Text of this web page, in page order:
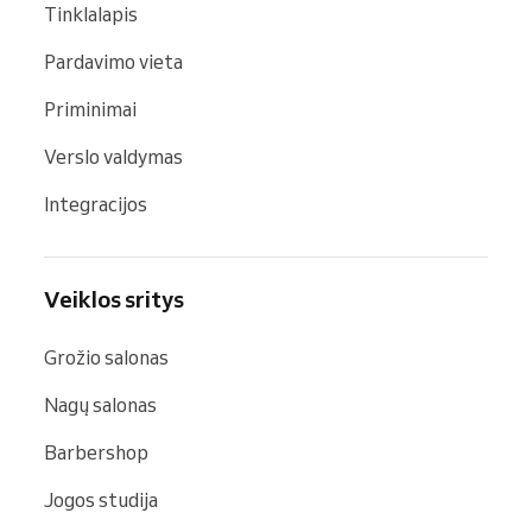
Tinklalapis
Pardavimo vieta
Priminimai
Verslo valdymas
Integracijos
Veiklos sritys
Grožio salonas
Nagų salonas
Barbershop
Jogos studija